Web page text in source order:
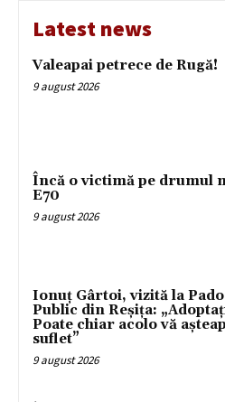
Latest news
Valeapai petrece de Rugă!
9 august 2026
Încă o victimă pe drumul
E70
9 august 2026
Ionuț Gârtoi, vizită la
Public din Reșița:
Poate chiar acolo vă
suflet”
9 august 2026